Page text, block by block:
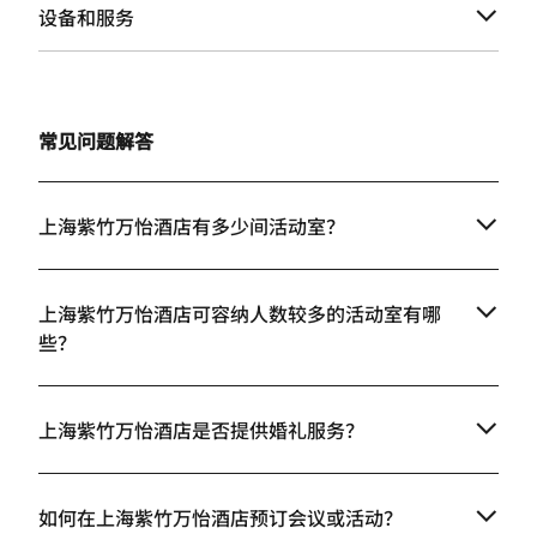
设备和服务
常见问题解答
上海紫竹万怡酒店有多少间活动室？
上海紫竹万怡酒店可容纳人数较多的活动室有哪
些？
上海紫竹万怡酒店是否提供婚礼服务？
如何在上海紫竹万怡酒店预订会议或活动？